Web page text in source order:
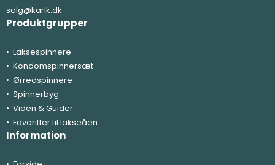
salg@karlk.dk
Produktgrupper
Laksespinnere
Kondomspinnersæt
Ørredspinnere
Spinnerbyg
Viden & Guider
Favoritter til lakseåen
Information